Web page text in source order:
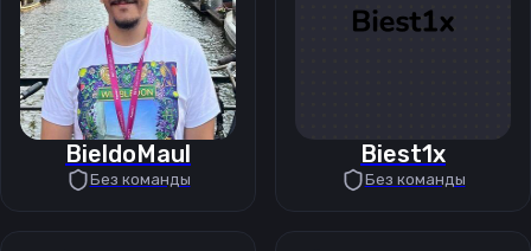
BieldoMaul
Без команды
Biest1x
Без команды